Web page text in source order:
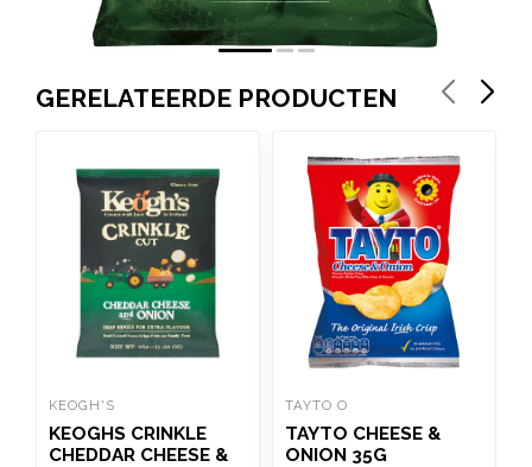
GERELATEERDE PRODUCTEN
KEOGH'S
KEOGHS CRINKLE
CHEDDAR CHEESE &
TAYTO O
TAYTO CHEESE &
ONION 35G